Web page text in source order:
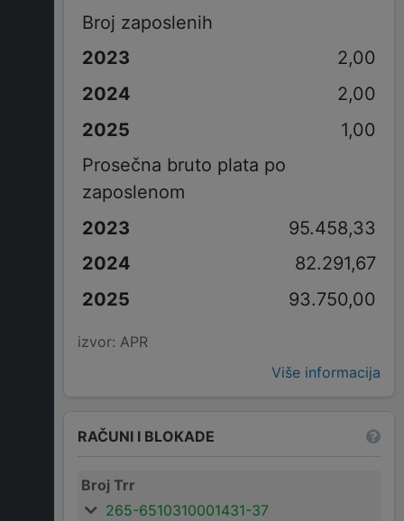
Broj zaposlenih
2,00
2,00
1,00
Prosečna bruto plata po
zaposlenom
95.458,33
82.291,67
93.750,00
izvor: APR
Više informacija
RAČUNI I BLOKADE
Broj Trr
265-6510310001431-37